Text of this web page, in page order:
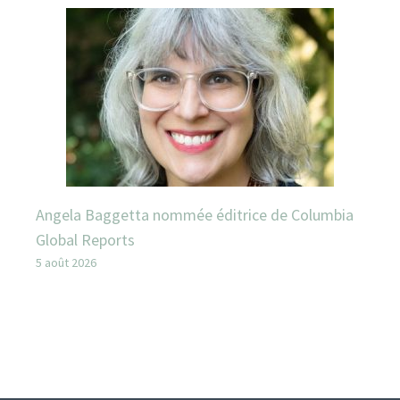
Angela Baggetta nommée éditrice de Columbia
Global Reports
5 août 2026